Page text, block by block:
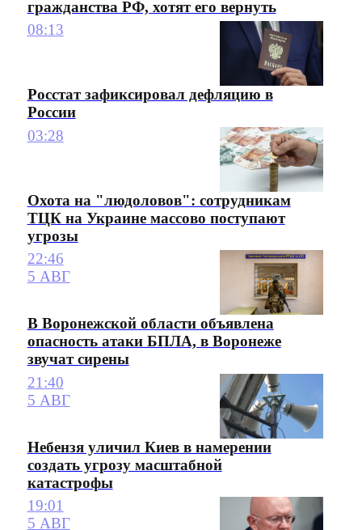
гражданства РФ, хотят его вернуть
08:13
Росстат зафиксировал дефляцию в
России
03:28
Охота на "людоловов": сотрудникам
ТЦК на Украине массово поступают
угрозы
22:46
5 АВГ
В Воронежской области объявлена
опасность атаки БПЛА, в Воронеже
звучат сирены
21:40
5 АВГ
Небензя уличил Киев в намерении
создать угрозу масштабной
катастрофы
19:01
5 АВГ